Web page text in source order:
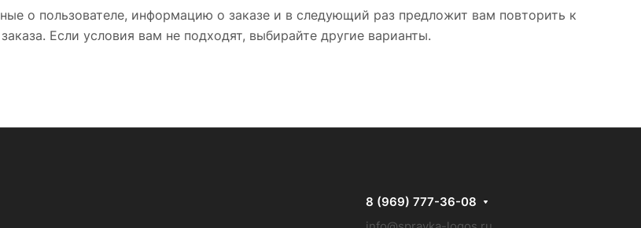
о пользователе, информацию о заказе и в следующий раз предложит вам повторить к
Если условия вам не подходят, выбирайте другие варианты.
8 (969) 777-36-08